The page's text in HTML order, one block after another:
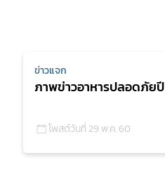
ข่าวแจก
ภาพข่าวอาหารปลอดภัย
โพสต์วันที่ 29 พ.ค. 60